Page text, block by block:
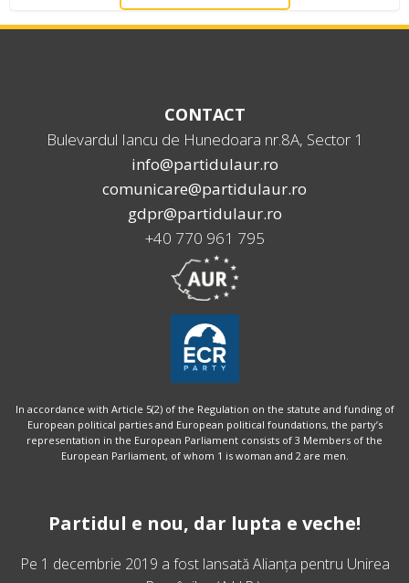
CONTACT
Bulevardul Iancu de Hunedoara nr.8A, Sector 1
info@partidulaur.ro
comunicare@partidulaur.ro
gdpr@partidulaur.ro
+40 770 961 795
In accordance with Article 5(2) of the Regulation on the statute and funding of
European political parties and European political foundations, the party’s
representation in the European Parliament consists of 3 Members of the
European Parliament, of whom 1 is woman and 2 are men.
Partidul e nou, dar lupta e veche!
Pe 1 decembrie 2019 a fost lansatăAlianța pentru Unirea